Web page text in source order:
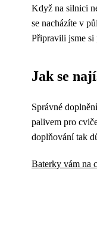
Když na silnici
se nacházíte v
Připravili jsme si
Jak se
Správné
palivem pro
doplňování tak
Baterky vám na